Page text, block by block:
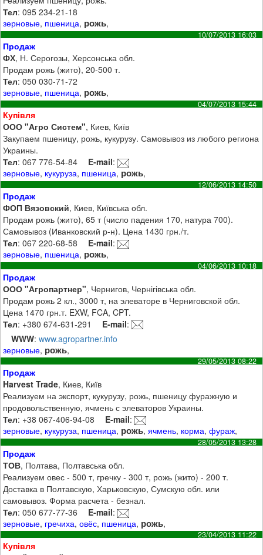
Тел: 095 234-21-18
зерновые, пшеница, рожь,
10/07/2013 16:03
Продаж
ФХ, Н. Серогозы, Херсонська обл.
Продам рожь (жито), 20-500 т.
Тел: 050 030-71-72
зерновые, пшеница, рожь,
04/07/2013 15:44
Купівля
ООО "Агро Систем", Киев, Київ
Закупаем пшеницу, рожь, кукурузу. Самовывоз из любого региона
Украины.
Тел: 067 776-54-84 E-mail:
зерновые, кукуруза, пшеница, рожь,
12/06/2013 14:50
Продаж
ФОП Вязовский, Киев, Київська обл.
Продам рожь (жито), 65 т (число падения 170, натура 700).
Самовывоз (Иванковский р-н). Цена 1430 грн./т.
Тел: 067 220-68-58 E-mail:
зерновые, пшеница, рожь,
04/06/2013 10:18
Продаж
ООО "Агропартнер", Чернигов, Чернігівська обл.
Продам рожь 2 кл., 3000 т, на элеваторе в Черниговской обл.
Цена 1470 грн.т. EXW, FCA, CPT.
Тел: +380 674-631-291 E-mail:
WWW:www.agropartner.info
зерновые, рожь,
29/05/2013 08:22
Продаж
Harvest Trade, Киев, Київ
Реализуем на экспорт, кукурузу, рожь, пшеницу фуражную и
продовольственную, ячмень с элеваторов Украины.
Тел: +38 067-406-94-08 E-mail:
зерновые, кукуруза, пшеница, рожь,ячмень, корма,фураж,
28/05/2013 13:28
Продаж
ТОВ, Полтава, Полтавська обл.
Реализуем овес - 500 т, гречку - 300 т, рожь (жито) - 200 т.
Доставка в Полтавскую, Харьковскую, Сумскую обл. или
самовывоз. Форма расчета - безнал.
Тел: 050 677-77-36 E-mail:
зерновые, гречиха,овёс, пшеница, рожь,
23/04/2013 11:22
Купівля